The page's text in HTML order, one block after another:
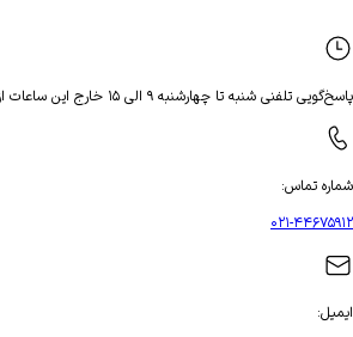
پاسخ‌گویی تلفنی شنبه تا چهارشنبه ۹ الی ۱۵ خارج این ساعات از طریق ارسال ایمیل
شماره تماس:
۰۲۱-۴۴۶۷۵۹۱۲
ایمیل: